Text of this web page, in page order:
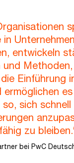
in
entwickeln
und Methoden,
Einführung
ermöglichen es
sich schnell
zu
bei PwC